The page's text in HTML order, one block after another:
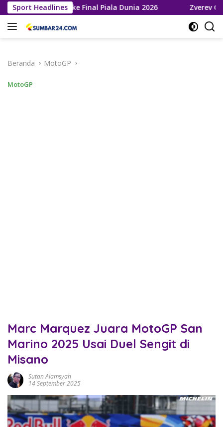
Langsung
ke
konten
Sport Headlines
Melaju ke Final Piala Dunia 2026 Zverev Gagal Juara
Beranda MotoGP
MotoGP
Marc Marquez Juara MotoGP San
Marino 2025 Usai Duel Sengit di
Misano
Sutan Alamsyah
14 September 2025